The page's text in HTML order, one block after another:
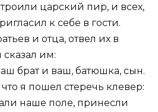
царский пир, и всех,
к себе в гости.
и отца, отвел их в
им:
брат и ваш, батюшка, сын.
я пошел стеречь клевер:
наше поле, принесли